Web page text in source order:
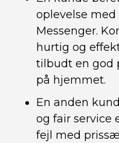
oplevelse
Messenger.
hurtig og
tilbudt en god
på hjemmet.
En anden
og fair service
fejl med